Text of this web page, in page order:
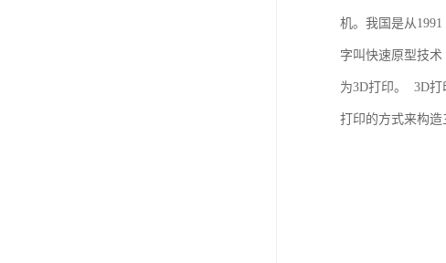
机。我国是从
字叫快速原型技
为3D打印。 3D打
打印的方式来构造